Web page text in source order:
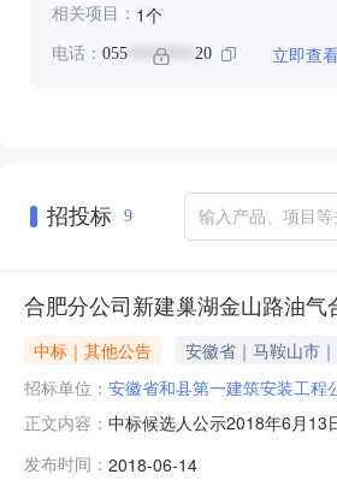
相关项目： 1个
电话： 055 ******** 20 立即查
招投标 9
合肥分公司新建巢湖金山路油
中标｜其他公告
安徽省｜马鞍山市
招标单位： 安徽省和县第一建筑安装工程
正文内容： 中标候选人公示2018年6月13
安徽常青建设集团有限公司
发布时间： 2018-06-14